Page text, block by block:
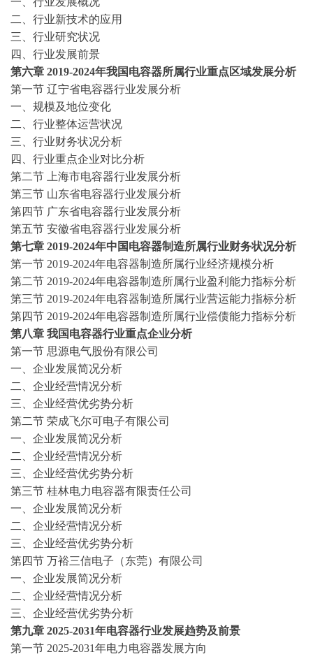
二、行业新技术的应用
三、行业研究状况
四、行业发展前景
第六章 2019-2024年我国电容器所属行业重点区域发展分析
第一节 辽宁省电容器行业发展分析
一、规模及地位变化
二、行业整体运营状况
三、行业财务状况分析
四、行业重点企业对比分析
第二节 上海市电容器行业发展分析
第三节 山东省电容器行业发展分析
第四节 广东省电容器行业发展分析
第五节 安徽省电容器行业发展分析
第七章 2019-2024年中国电容器制造所属行业财务状况分析
第一节 2019-2024年电容器制造所属行业经济规模分析
第二节 2019-2024年电容器制造所属行业盈利能力指标分析
第三节 2019-2024年电容器制造所属行业营运能力指标分析
第四节 2019-2024年电容器制造所属行业偿债能力指标分析
第八章 我国电容器行业重点企业分析
第一节 思源电气股份有限公司
一、企业发展简况分析
二、企业经营情况分析
三、企业经营优劣势分析
第二节 荣成飞尔可电子有限公司
一、企业发展简况分析
二、企业经营情况分析
三、企业经营优劣势分析
第三节 桂林电力电容器有限责任公司
一、企业发展简况分析
二、企业经营情况分析
三、企业经营优劣势分析
第四节 万裕三信电子（东莞）有限公司
一、企业发展简况分析
二、企业经营情况分析
三、企业经营优劣势分析
第九章 2025-2031年电容器行业发展趋势及前景
第一节 2025-2031年电力电容器发展方向